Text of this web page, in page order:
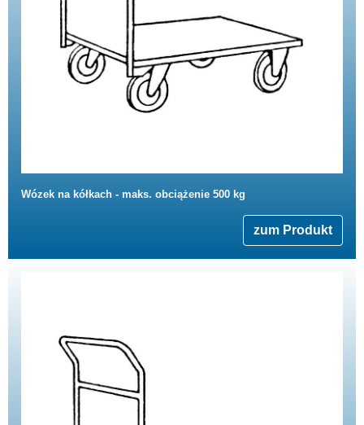
Wózek na kółkach - maks. obciążenie 500 kg
zum Produkt